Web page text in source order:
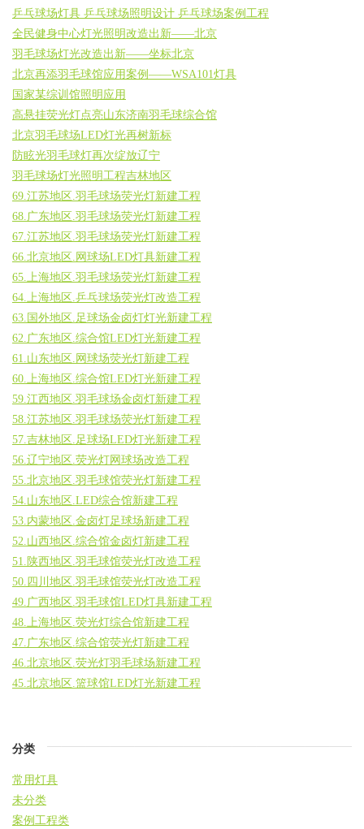
乒乓球场灯具 乒乓球场照明设计 乒乓球场案例工程
全民健身中心灯光照明改造出新——北京
羽毛球场灯光改造出新——坐标北京
北京再添羽毛球馆应用案例——WSA101灯具
国家某综训馆照明应用
高悬挂荧光灯点亮山东济南羽毛球综合馆
北京羽毛球场LED灯光再树新标
防眩光羽毛球灯再次绽放辽宁
羽毛球场灯光照明工程吉林地区
69.江苏地区.羽毛球场荧光灯新建工程
68.广东地区.羽毛球场荧光灯新建工程
67.江苏地区.羽毛球场荧光灯新建工程
66.北京地区.网球场LED灯具新建工程
65.上海地区.羽毛球场荧光灯新建工程
64.上海地区.乒乓球场荧光灯改造工程
63.国外地区.足球场金卤灯灯光新建工程
62.广东地区.综合馆LED灯光新建工程
61.山东地区.网球场荧光灯新建工程
60.上海地区.综合馆LED灯光新建工程
59.江西地区.羽毛球场金卤灯新建工程
58.江苏地区.羽毛球场荧光灯新建工程
57.吉林地区.足球场LED灯光新建工程
56.辽宁地区.荧光灯网球场改造工程
55.北京地区.羽毛球馆荧光灯新建工程
54.山东地区.LED综合馆新建工程
53.内蒙地区.金卤灯足球场新建工程
52.山西地区.综合馆金卤灯新建工程
51.陕西地区.羽毛球馆荧光灯改造工程
50.四川地区.羽毛球馆荧光灯改造工程
49.广西地区.羽毛球馆LED灯具新建工程
48.上海地区.荧光灯综合馆新建工程
47.广东地区.综合馆荧光灯新建工程
46.北京地区.荧光灯羽毛球场新建工程
45.北京地区.篮球馆LED灯光新建工程
分类
常用灯具
未分类
案例工程类